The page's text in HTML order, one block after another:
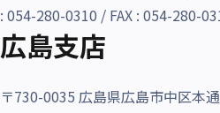
: 054-280-0310 / FAX : 054-280-
広島支店
〒730-0035 広島県広島市中区本